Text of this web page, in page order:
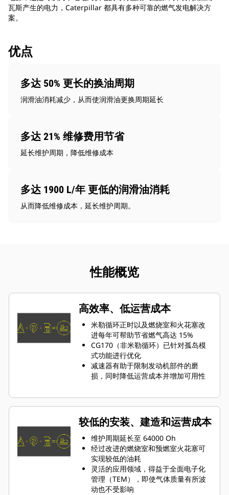
瓦斯产生的电力，Caterpillar 都具有多种可靠的燃气发电解决方
案。
优点
多达 50% 更长的换油周期
润滑油消耗减少，从而使润滑油更换周期延长
多达 21% 维修费用节省
延长维护周期，降低维修成本
多达 1900 L/年 更低的润滑油消耗
从而降低维修成本，延长维护周期。
性能概览
高效率、低运营成本
米勒循环正时以及燃烧室和火花塞改
进每年可帮助节省燃气高达 15%
CG170（非米勒循环）已针对孤岛模
式功能进行优化
减速器有助于限制发动机部件的磨
损，同时降低运营成本并增加可用性
较低的安装、建造和运营成本
维护周期延长至 64000 Oh
经过改进的燃烧室和预燃室火花塞可
实现较低的油耗
灵活的应用领域，得益于全面电子化
管理（TEM），即使气体质量有所波
动也不受影响